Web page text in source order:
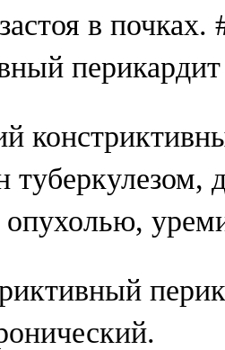
в
перикардит
туберкулезом,